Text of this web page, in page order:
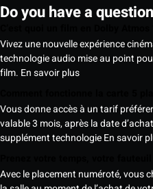
Do you have a
Vivez une nouvelle expérience
technologie audio mise au point
film. En savoir plus
Vous donne accès à un tarif
valable 3 mois, après la date
supplément technologieEn savoir
Avec le placement numéroté, vous